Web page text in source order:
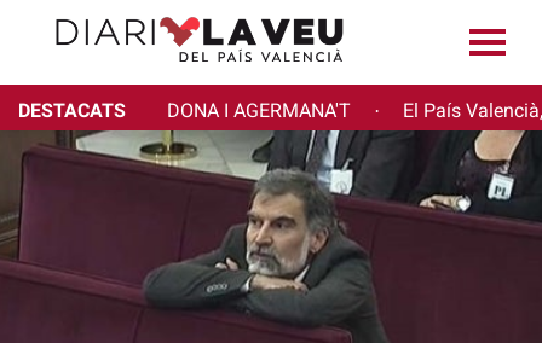
DESTACATS DONA I AGERMANA'T · El País